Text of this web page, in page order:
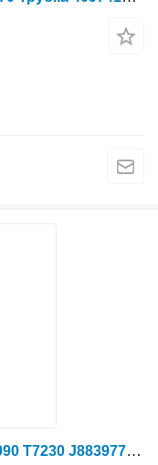
Патрубок New Holland Лікоть T6090 T7230 J883977 до трактора колісного New Holland T6090 T7230